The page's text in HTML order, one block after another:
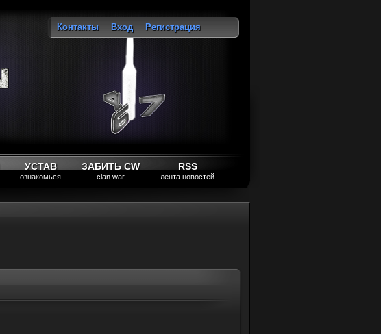
Контакты Вход
Регистрация
УСТАВ
ознакомься
ЗАБИТЬ CW
clan war
RSS
лента новостей